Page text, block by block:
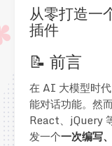
从零打造一
插件
📝 前言
在 AI 大模型时
能对话功能。然
React、jQuery
发一个一次编写